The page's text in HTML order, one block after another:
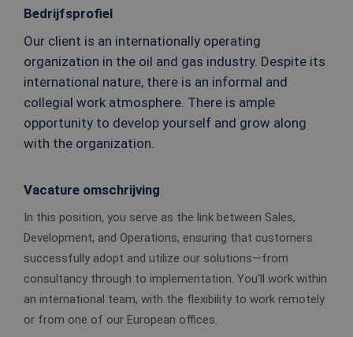
Bedrijfsprofiel
Our client is an internationally operating
organization in the oil and gas industry. Despite its
international nature, there is an informal and
collegial work atmosphere. There is ample
opportunity to develop yourself and grow along
with the organization.
Vacature omschrijving
In this position, you serve as the link between Sales,
Development, and Operations, ensuring that customers
successfully adopt and utilize our solutions—from
consultancy through to implementation. You'll work within
an international team, with the flexibility to work remotely
or from one of our European offices.